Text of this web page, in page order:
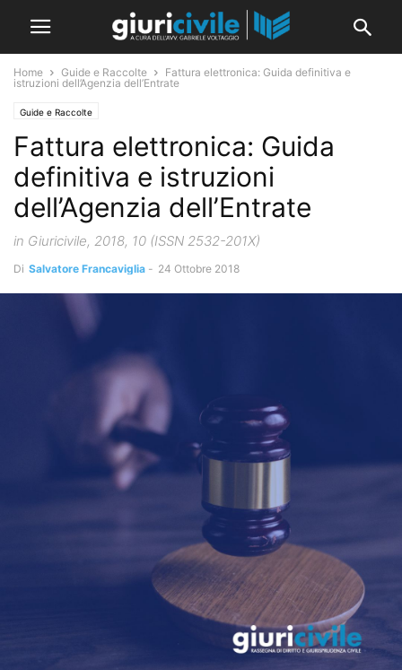
Home Guide e Raccolte
Fattura elettronica: Guida definitiva e
istruzioni dell’Agenzia dell’Entrate
Guide e Raccolte
Fattura elettronica: Guida
definitiva e istruzioni
dell’Agenzia dell’Entrate
in Giuricivile, 2018, 10 (ISSN 2532-201X)
Di Salvatore Francaviglia - 24 Ottobre 2018